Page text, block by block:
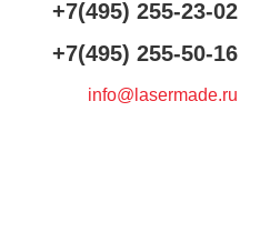
+7(495) 255-23-02
+7(495) 255-50-16
info@lasermade.ru